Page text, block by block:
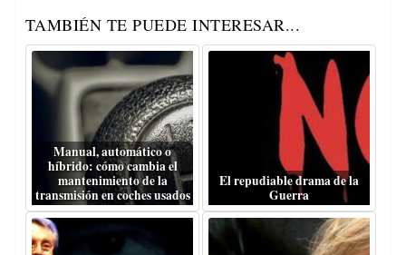
TAMBIÉN TE PUEDE INTERESAR...
Manual, automático o
híbrido: cómo cambia el
mantenimiento de la
transmisión en coches usados
El repudiable drama de la
Guerra